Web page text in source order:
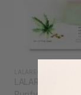
LALARECIPE